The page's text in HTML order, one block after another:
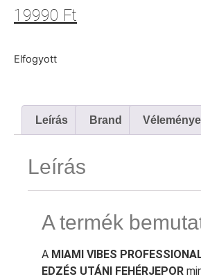
19990 Ft
Elfogyott
Leírás Brand
Leírás
A termék
A MIAMI VIBES
EDZÉS UTÁNI FEHÉRJEPOR